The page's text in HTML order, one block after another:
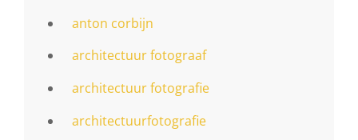
anton corbijn
architectuur fotograaf
architectuur fotografie
architectuurfotografie